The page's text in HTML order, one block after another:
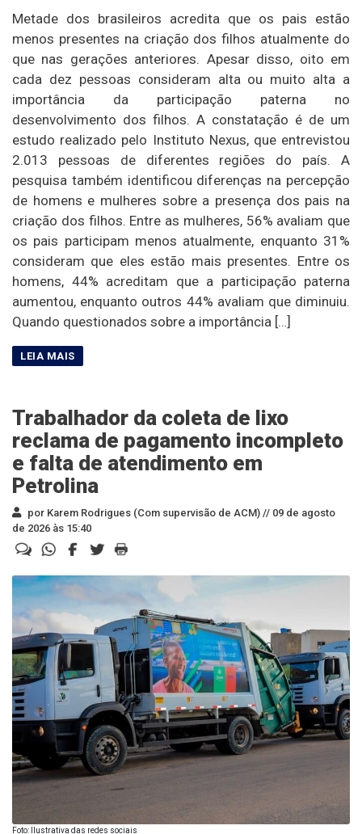
Metade dos brasileiros acredita que os pais estão
menos presentes na criação dos filhos atualmente do
que nas gerações anteriores. Apesar disso, oito em
cada dez pessoas consideram alta ou muito alta a
importância da participação paterna no
desenvolvimento dos filhos. A constatação é de um
estudo realizado pelo Instituto Nexus, que entrevistou
2.013 pessoas de diferentes regiões do país. A
pesquisa também identificou diferenças na percepção
de homens e mulheres sobre a presença dos pais na
criação dos filhos. Entre as mulheres, 56% avaliam que
os pais participam menos atualmente, enquanto 31%
consideram que eles estão mais presentes. Entre os
homens, 44% acreditam que a participação paterna
aumentou, enquanto outros 44% avaliam que diminuiu.
Quando questionados sobre a importância […]
Trabalhador da coleta de lixo
reclama de pagamento incompleto
e falta de atendimento em
Petrolina
por Karem Rodrigues (Com supervisão de ACM) // 09 de agosto
de 2026 às 15:40
Foto: Ilustrativa das redes sociais